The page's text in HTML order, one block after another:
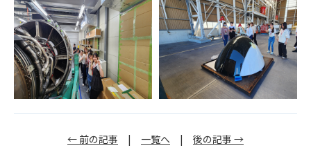
← 前の記事 | 一覧へ | 後の記事 →